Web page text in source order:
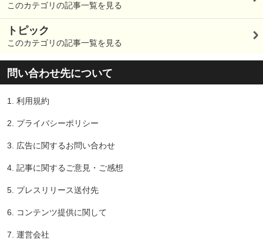
このカテゴリの記事一覧を見る
トピック
このカテゴリの記事一覧を見る
問い合わせ先について
1. 利用規約
2. プライバシーポリシー
3. 広告に関するお問い合わせ
4. 記事に関するご意見・ご感想
5. プレスリリース送付先
6. コンテンツ提供に関して
7. 運営会社